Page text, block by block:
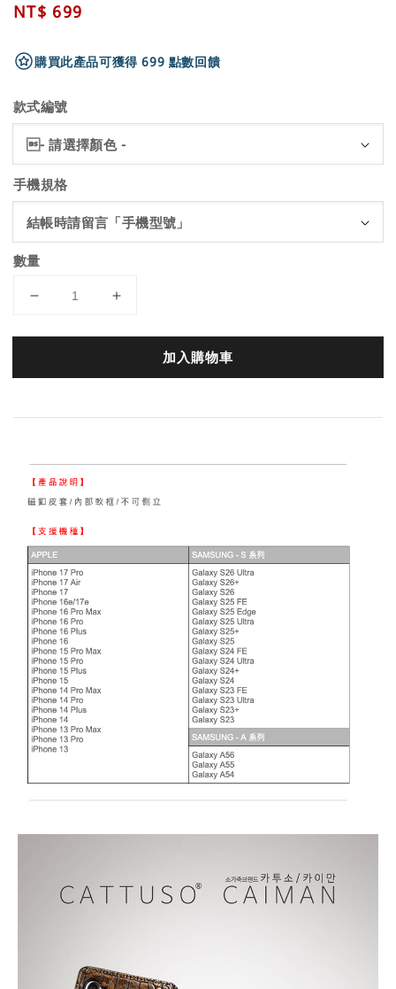
Regular
NT$ 699
購買此產品可獲得 699 點數回饋
款式編號
手機規格
數量
加入購物車